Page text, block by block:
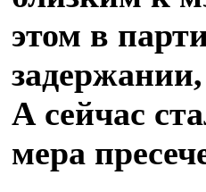
этом в
А сейчас
мера